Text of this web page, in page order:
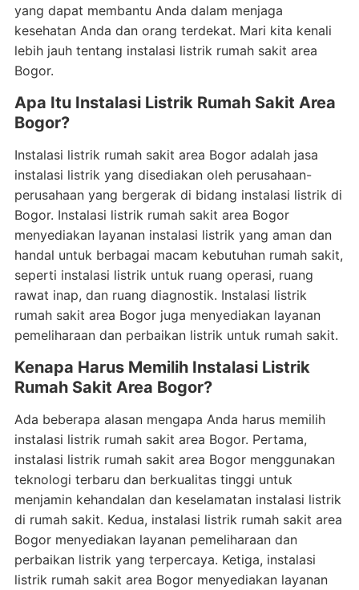
yang dapat membantu Anda dalam menjaga
kesehatan Anda dan orang terdekat. Mari kita kenali
lebih jauh tentang instalasi listrik rumah sakit area
Bogor.
Apa Itu Instalasi Listrik Rumah Sakit Area
Bogor?
Instalasi listrik rumah sakit area Bogor adalah jasa
instalasi listrik yang disediakan oleh perusahaan-
perusahaan yang bergerak di bidang instalasi listrik di
Bogor. Instalasi listrik rumah sakit area Bogor
menyediakan layanan instalasi listrik yang aman dan
handal untuk berbagai macam kebutuhan rumah sakit,
seperti instalasi listrik untuk ruang operasi, ruang
rawat inap, dan ruang diagnostik. Instalasi listrik
rumah sakit area Bogor juga menyediakan layanan
pemeliharaan dan perbaikan listrik untuk rumah sakit.
Kenapa Harus Memilih Instalasi Listrik
Rumah Sakit Area Bogor?
Ada beberapa alasan mengapa Anda harus memilih
instalasi listrik rumah sakit area Bogor. Pertama,
instalasi listrik rumah sakit area Bogor menggunakan
teknologi terbaru dan berkualitas tinggi untuk
menjamin kehandalan dan keselamatan instalasi listrik
di rumah sakit. Kedua, instalasi listrik rumah sakit area
Bogor menyediakan layanan pemeliharaan dan
perbaikan listrik yang terpercaya. Ketiga, instalasi
listrik rumah sakit area Bogor menyediakan layanan